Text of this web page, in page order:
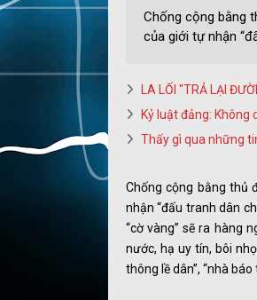
Chống cộng bằng
của giới tự nhận
LA LỐI "TRẢ LẠI
Kỷ luật đảng: Không
Thấy gì qua những
Chống cộng bằng thủ
nhận “đấu tranh dân
“cờ vàng” sẽ ra hàng
nước, hạ uy tín, bôi
thông lề dân”, “nhà báo